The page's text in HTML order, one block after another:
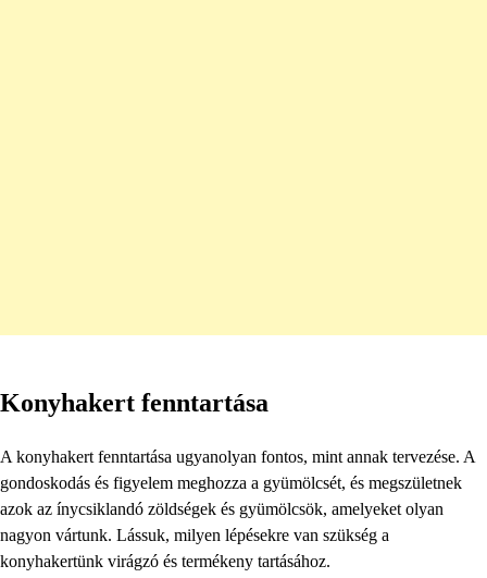
Konyhakert fenntartása
A konyhakert fenntartása ugyanolyan fontos, mint annak tervezése. A
gondoskodás és figyelem meghozza a gyümölcsét, és megszületnek
azok az ínycsiklandó zöldségek és gyümölcsök, amelyeket olyan
nagyon vártunk. Lássuk, milyen lépésekre van szükség a
konyhakertünk virágzó és termékeny tartásához.